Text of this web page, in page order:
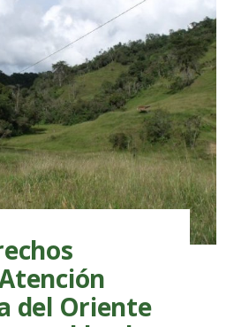
del
Oriente
por
Derecho
al
Agua
del Oriente